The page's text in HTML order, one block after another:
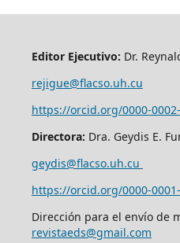
Editor Ejecutivo: Dr.
rejigue@flacso.uh.cu
https://orcid.org/0000-
Directora: Dra. Geydis E.
geydis@flacso.uh.cu
https://orcid.org/0000-
Dirección para el envío de
revistaeds@gmail.com